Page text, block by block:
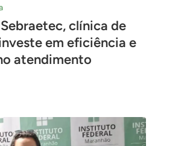
clínica de
em eficiência e
atendimento